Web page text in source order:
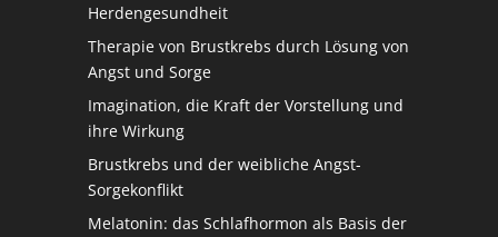
Herdengesundheit
Therapie von Brustkrebs durch Lösung von
Angst und Sorge
Imagination, die Kraft der Vorstellung und
ihre Wirkung
Brustkrebs und der weibliche Angst-
Sorgekonflikt
Melatonin: das Schlafhormon als Basis der